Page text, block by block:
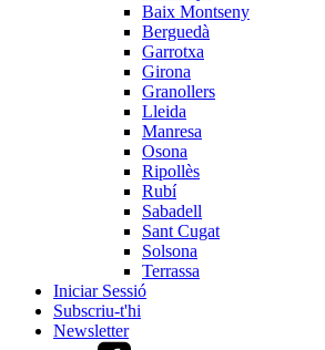
Baix Montseny
Berguedà
Garrotxa
Girona
Granollers
Lleida
Manresa
Osona
Ripollès
Rubí
Sabadell
Sant Cugat
Solsona
Terrassa
Iniciar Sessió
Subscriu-t'hi
Newsletter